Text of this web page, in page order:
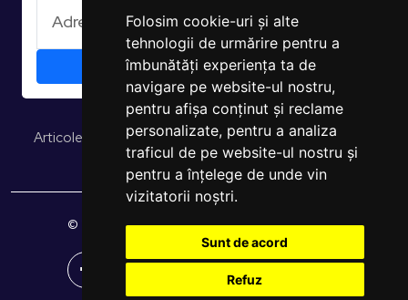
Folosim cookie-uri și alte
tehnologii de urmărire pentru a
îmbunătăți experiența ta de
navigare pe website-ul nostru,
pentru afișa conținut și reclame
personalizate, pentru a analiza
traficul de pe website-ul nostru și
pentru a înțelege de unde vin
vizitatorii noștri.
Sunt de acord
Refuz
Articole și opiniiStudii și rapoarteEUROPULS Rezultate
© 2026 EUROPULS. Toate drepturile rezervate.